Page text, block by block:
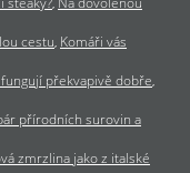
cestu Komáři vás
překvapivě dobře
přírodních surovin a
zmrzlina jako z italské